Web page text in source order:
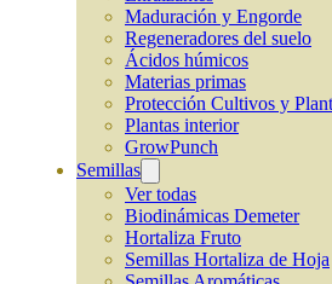
Maduración y Engorde
Regeneradores del suelo
Ácidos húmicos
Materias primas
Protección Cultivos y
Plantas interior
GrowPunch
Semillas
Ver todas
Biodinámicas Demeter
Hortaliza Fruto
Semillas Hortaliza de Hoja